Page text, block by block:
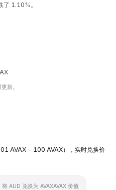
1.10%。
新。
AVAX - 100 AVAX），实时兑换价
将 AUD 兑换为 AVAXAVAX 价值